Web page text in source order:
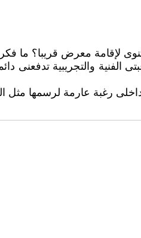
لإقامة معرض قريبا؟ ما
والتجريبية تدفعنى
رغبة عارمة لرسمها